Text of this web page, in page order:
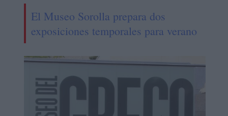
El Museo Sorolla prepara dos
exposiciones temporales para verano